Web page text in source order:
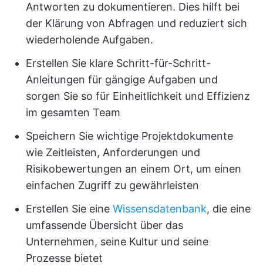
Antworten zu dokumentieren. Dies hilft bei
der Klärung von Abfragen und reduziert sich
wiederholende Aufgaben.
Erstellen Sie klare Schritt-für-Schritt-
Anleitungen für gängige Aufgaben und
sorgen Sie so für Einheitlichkeit und Effizienz
im gesamten Team
Speichern Sie wichtige Projektdokumente
wie Zeitleisten, Anforderungen und
Risikobewertungen an einem Ort, um einen
einfachen Zugriff zu gewährleisten
Erstellen Sie eine Wissensdatenbank, die eine
umfassende Übersicht über das
Unternehmen, seine Kultur und seine
Prozesse bietet